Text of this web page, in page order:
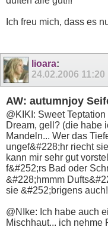
Ich freu mich, dass es
lioara:
24.02.2006 11:20
AW: autumnjoy
@KIKI: Sweet
Dream, gell? (die habe
Mandeln... Wer das
ungef&#228;hr riecht
kann mir sehr gut
f&#252;rs Bad oder
&#228;hmmm
sie &#252;brigens
@NIke: Ich habe auch
Mischhaut... ich nehme